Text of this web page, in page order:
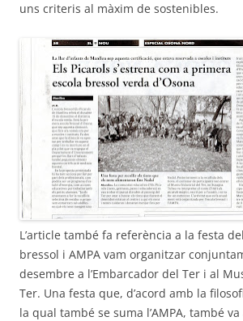
uns criteris al màxim de sostenibles.
L’article també fa referència a la festa
bressol i AMPA vam organitzar
desembre a l’Embarcador del Ter i al
Ter. Una festa que, d’acord amb la
la qual també se suma l’AMPA, també